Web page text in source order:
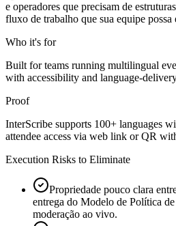
e operadores que precisam de
fluxo de trabalho que sua equipe
Who it's for
Built for teams running multilingual
with accessibility and language-
Proof
InterScribe supports 100+ languages
attendee access via web link or QR
Execution Risks to Eliminate
Propriedade pouco clara
entrega do Modelo de Política
moderação ao vivo.